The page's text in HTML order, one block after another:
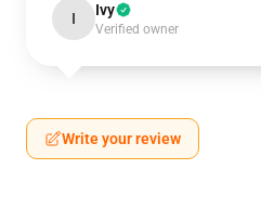
I Ivy
Verified owner
Write your review